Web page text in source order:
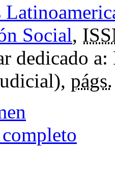
Social,
dedicado
págs.